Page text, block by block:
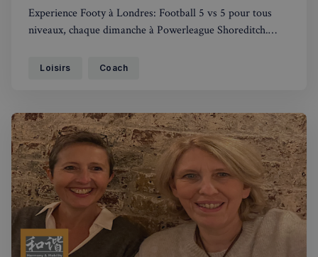
Experience Footy à Londres: Football 5 vs 5 pour tous
niveaux, chaque dimanche à Powerleague Shoreditch.
le football autrement. Infos sur notre blog, 'Evening
Loisirs Coach